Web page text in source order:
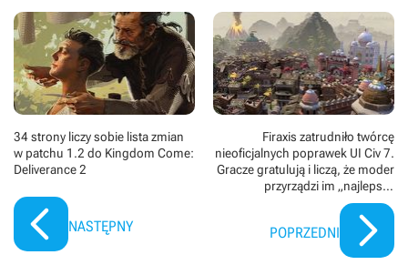
34 strony liczy sobie lista zmian
w patchu 1.2 do Kingdom Come:
Deliverance 2
NASTĘPNY
Firaxis zatrudniło twórcę
nieoficjalnych poprawek UI Civ 7.
Gracze gratulują i liczą, że moder
przyrządzi im „najlepszą
Cywilizację wszech czasów”
POPRZEDNI